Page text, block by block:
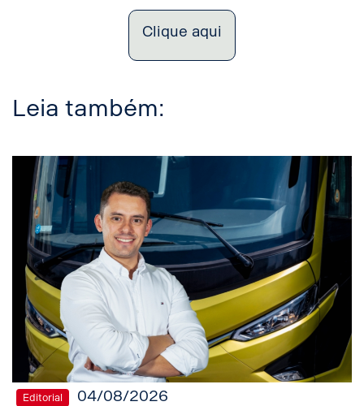
Clique aqui
Leia também:
Editorial 04/08/2026